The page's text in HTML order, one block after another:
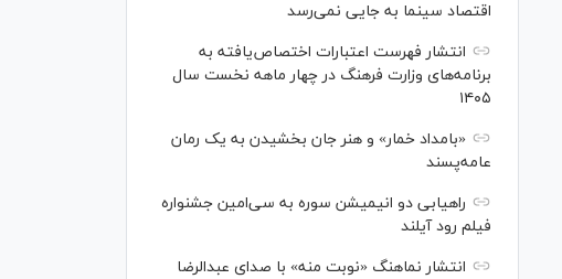
اقتصاد سینما به جایی نمی‌رسد
انتشار فهرست اعتبارات اختصاص‌یافته به
برنامه‌های وزارت فرهنگ در چهار ماهه نخست سال
۱۴۰۵
«بامداد خمار» و هنر جان بخشیدن به یک رمان
عامه‌پسند
راهیابی دو انیمیشن سوره به سی‌امین جشنواره
فیلم رود آیلند
انتشار نماهنگ «نوبت منه» با صدای عبدالرضا